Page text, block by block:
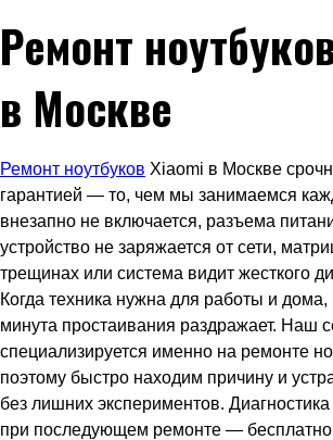
Ремонт
в Москве
Ремонт ноутбуков Xiaomi в Москве
гарантией — то, чем мы занимаемся
внезапно не включается, разъема
устройство не заряжается от сети,
трещинах или система видит жесткого
Когда техника нужна для работы и
минута простаивания раздражает. Наш
специализируется именно на ремонте
поэтому быстро находим причину и
без лишних экспериментов.
при последующем ремонте —